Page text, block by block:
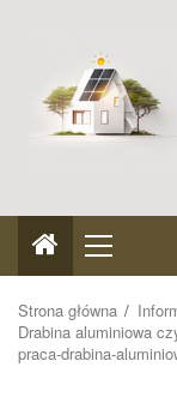
Menu
główne
Strona główna
Drabina aluminiowa
praca-drabina-